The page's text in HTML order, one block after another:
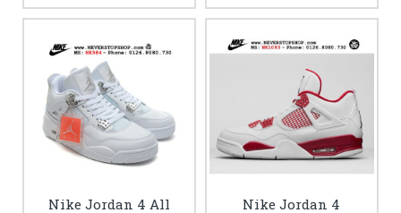
Nike Jordan 4 All
Nike Jordan 4